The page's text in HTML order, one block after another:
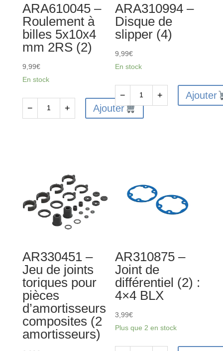
ARA610045 –
Roulement à
billes 5x10x4
mm 2RS (2)
9,99€
En stock
5x10x4
− + Ajouter
ARA310994 –
Disque de
slipper (4)
9,99€
En stock
de
− + Ajouter
AR330451 –
Jeu de joints
toriques pour
pièces
d’amortisseurs
composites (2
amortisseurs)
AR310875 –
Joint de
différentiel (2) :
4×4 BLX
3,99€
Plus que 2 en stock